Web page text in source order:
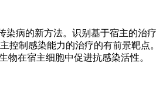
病的新方法。识别基于宿主的治
控制感染能力的治疗的有前景靶点
在宿主细胞中促进抗感染活性。